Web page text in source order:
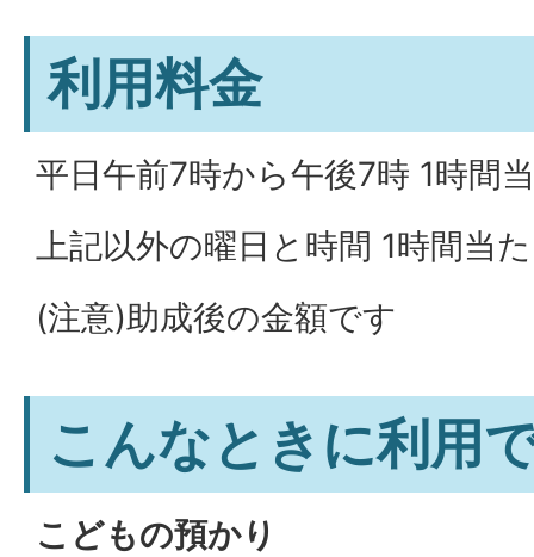
利用料金
平日午前7時から午後7時 1時間
上記以外の曜日と時間 1時間当
(注意)助成後の金額です
こんなときに利用
こどもの預かり